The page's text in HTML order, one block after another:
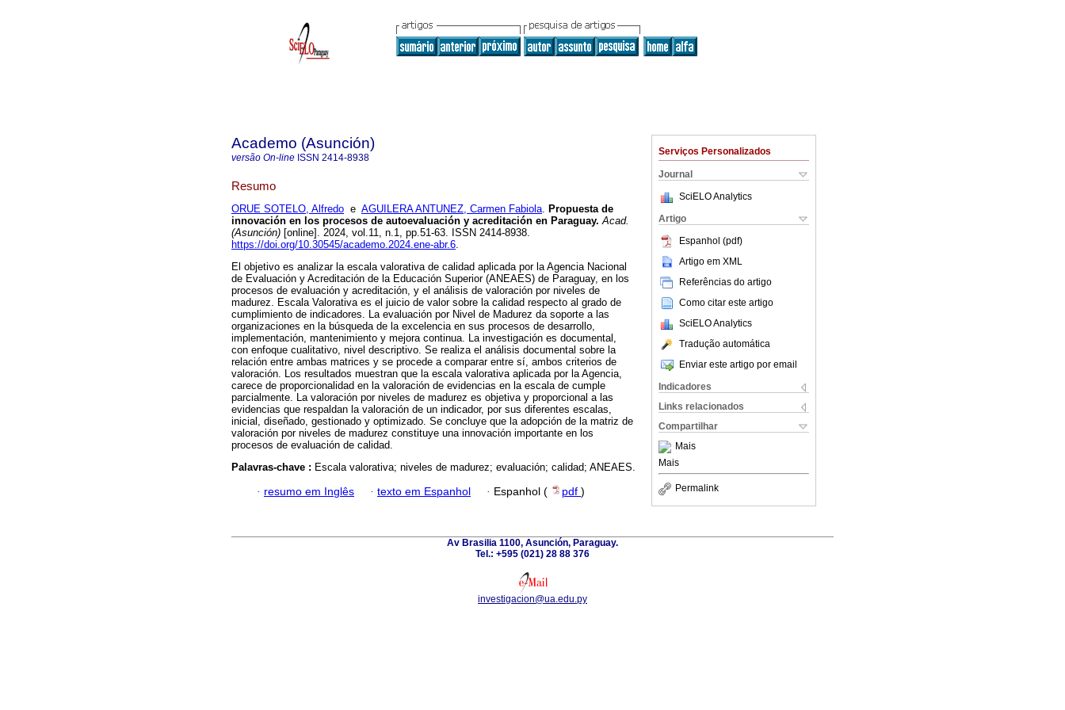
Serviços Personalizados
Journal
SciELO Analytics
Artigo
Espanhol (pdf)
Artigo em XML
Referências do artigo
Como citar este artigo
SciELO Analytics
Tradução automática
Enviar este artigo por email
Indicadores
Links relacionados
Compartilhar
Mais
Mais
Permalink
Academo (Asunción)
versão On-line ISSN 2414-8938
Resumo
ORUE SOTELO, Alfredo e AGUILERA ANTUNEZ, Carmen Fabiola. Propuesta de
innovación en los procesos de autoevaluación y acreditación en Paraguay. Acad.
(Asunción) [online]. 2024, vol.11, n.1, pp.51-63. ISSN 2414-8938.
https://doi.org/10.30545/academo.2024.ene-abr.6.
El objetivo es analizar la escala valorativa de calidad aplicada por la Agencia Nacional
de Evaluación y Acreditación de la Educación Superior (ANEAES) de Paraguay, en los
procesos de evaluación y acreditación, y el análisis de valoración por niveles de
madurez. Escala Valorativa es el juicio de valor sobre la calidad respecto al grado de
cumplimiento de indicadores. La evaluación por Nivel de Madurez da soporte a las
organizaciones en la búsqueda de la excelencia en sus procesos de desarrollo,
implementación, mantenimiento y mejora continua. La investigación es documental,
con enfoque cualitativo, nivel descriptivo. Se realiza el análisis documental sobre la
relación entre ambas matrices y se procede a comparar entre sí, ambos criterios de
valoración. Los resultados muestran que la escala valorativa aplicada por la Agencia,
carece de proporcionalidad en la valoración de evidencias en la escala de cumple
parcialmente. La valoración por niveles de madurez es objetiva y proporcional a las
evidencias que respaldan la valoración de un indicador, por sus diferentes escalas,
inicial, diseñado, gestionado y optimizado. Se concluye que la adopción de la matriz de
valoración por niveles de madurez constituye una innovación importante en los
procesos de evaluación de calidad.
Palavras-chave : Escala valorativa; niveles de madurez; evaluación; calidad; ANEAES.
· resumo em Inglês · texto em Espanhol · Espanhol ( pdf )
Av Brasilia 1100, Asunción, Paraguay.
Tel.: +595 (021) 28 88 376
investigacion@ua.edu.py